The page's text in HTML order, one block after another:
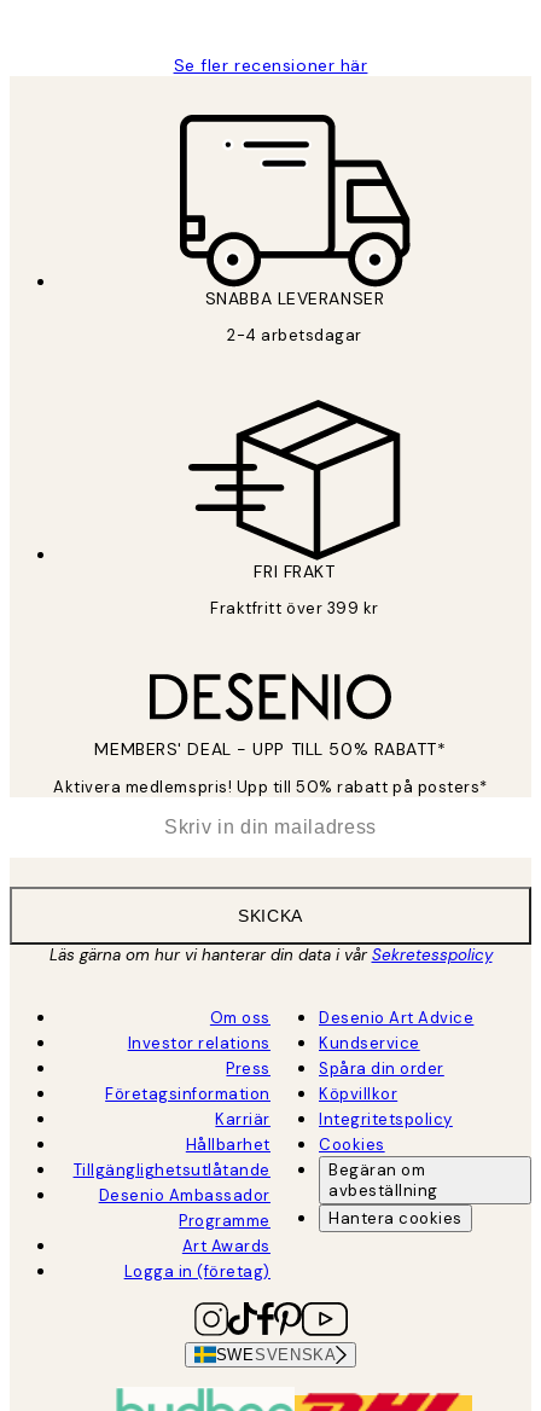
Se fler recensioner här
SNABBA LEVERANSER
2-4 arbetsdagar
FRI FRAKT
Fraktfritt över 399 kr
MEMBERS' DEAL - UPP TILL 50% RABATT*
Aktivera medlemspris! Upp till 50% rabatt på posters*
SKICKA
Läs gärna om hur vi hanterar din data i vårSekretesspolicy
Om oss
Investor relations
Press
Företagsinformation
Karriär
Hållbarhet
Tillgänglighetsutlåtande
Desenio Ambassador
Programme
Art Awards
Logga in (företag)
Desenio Art Advice
Kundservice
Spåra din order
Köpvillkor
Integritetspolicy
Cookies
Begäran om
avbeställning
Hantera cookies
SWESVENSKA